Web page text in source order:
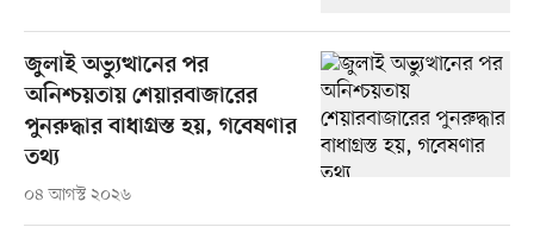
জুলাই অভ্যুত্থানের পর
অনিশ্চয়তায় শেয়ারবাজারের
পুনরুদ্ধার বাধাগ্রস্ত হয়, গবেষণার
তথ্য
০৪ আগস্ট ২০২৬